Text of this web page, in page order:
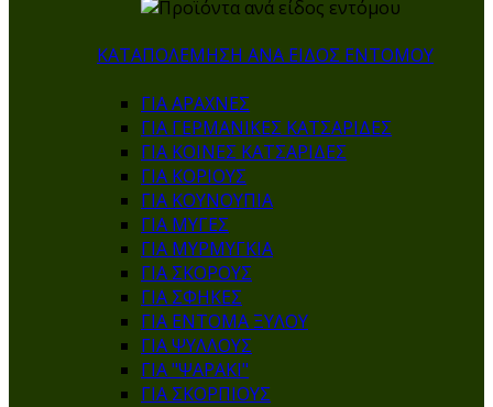
ΚΑΤΑΠΟΛΕΜΗΣΗ ΑΝΑ ΕΙΔΟΣ ΕΝΤΟΜΟΥ
ΓΙΑ ΑΡΑΧΝΕΣ
ΓΙΑ ΓΕΡΜΑΝΙΚΕΣ ΚΑΤΣΑΡΙΔΕΣ
ΓΙΑ ΚΟΙΝΕΣ ΚΑΤΣΑΡΙΔΕΣ
ΓΙΑ ΚΟΡΙΟΥΣ
ΓΙΑ ΚΟΥΝΟΥΠΙΑ
ΓΙΑ ΜΥΓΕΣ
ΓΙΑ ΜΥΡΜΥΓΚΙΑ
ΓΙΑ ΣΚΟΡΟΥΣ
ΓΙΑ ΣΦΗΚΕΣ
ΓΙΑ ΕΝΤΟΜΑ ΞΥΛΟΥ
ΓΙΑ ΨΥΛΛΟΥΣ
ΓΙΑ "ΨΑΡΑΚΙ"
ΓΙΑ ΣΚΟΡΠΙΟΥΣ